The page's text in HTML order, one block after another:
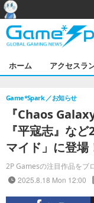
ホーム アクセスラ
『Chaos
『平寇志』な
マイド」に登場
2P Gamesの注目作品をブ
Game*Spark お知らせ
2025.8.18 Mon 12:00